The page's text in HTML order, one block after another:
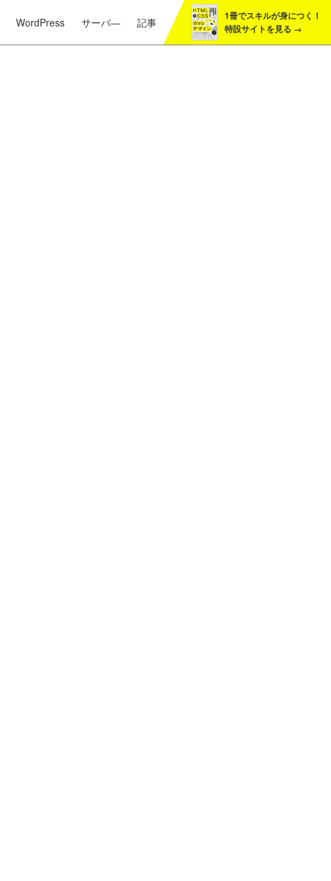
WordPress サーバ― 記事
1冊でスキルが身につく！
特設サイトを見る →